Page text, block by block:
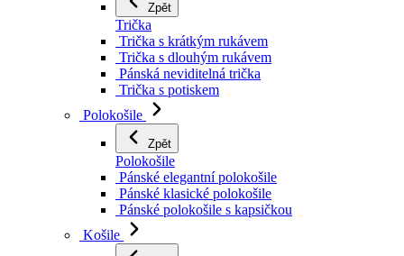
Zpět
Trička
Trička s krátkým rukávem
Trička s dlouhým rukávem
Pánská neviditelná trička
Trička s potiskem
Polokošile
Zpět
Polokošile
Pánské elegantní polokošile
Pánské klasické polokošile
Pánské polokošile s kapsičkou
Košile